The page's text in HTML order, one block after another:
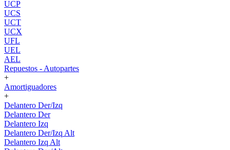
UCP
UCS
UCT
UCX
UFL
UEL
AEL
Repuestos - Autopartes
+
Amortiguadores
+
Delantero Der/Izq
Delantero Der
Delantero Izq
Delantero Der/Izq Alt
Delantero Izq Alt